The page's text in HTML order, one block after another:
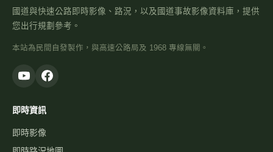
國道與快速公路即時影像、路況，以及國道事故影像資料庫，提供
您出行規劃參考。
本站為民間自發製作，與高速公路局及 1968 專線無關。
即時資訊
即時影像